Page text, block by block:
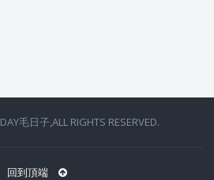
毛日子,ALL RIGHTS RESERVED.
回到頂端